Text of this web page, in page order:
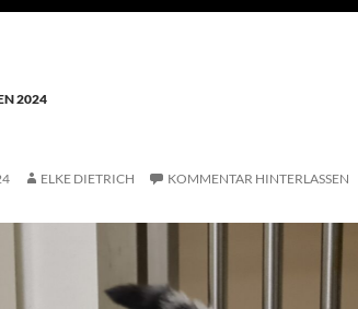
2024
ELKE DIETRICH KOMMENTAR HINTERLASSEN